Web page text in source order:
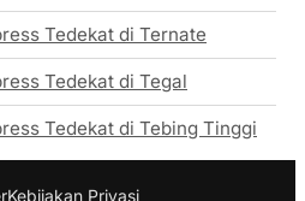
Tedekat di Ternate
Tedekat di Tegal
Tedekat di Tebing Tinggi
Kebijakan Privasi